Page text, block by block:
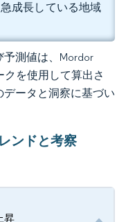
成長している地域
測値は、Mordor
クを使用して算出さ
ータと洞察に基づい
ンドと考察
昇